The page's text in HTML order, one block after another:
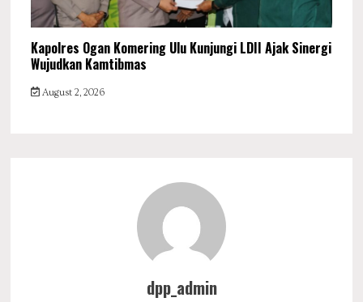
Kapolres Ogan Komering Ulu Kunjungi LDII Ajak Sinergi
Wujudkan Kamtibmas
August 2, 2026
dpp_admin